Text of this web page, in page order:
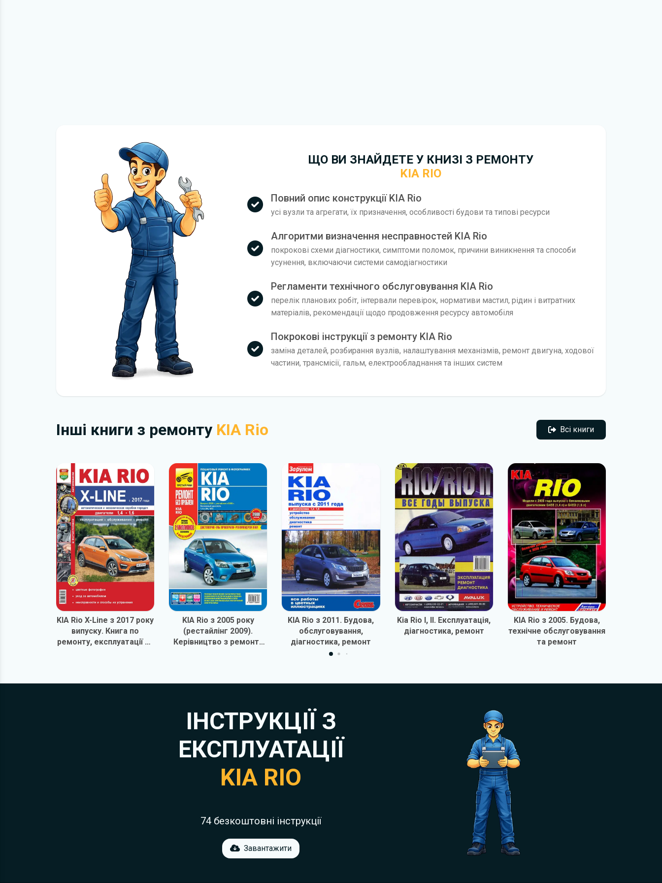
ЩО ВИ ЗНАЙДЕТЕ У КНИЗІ З РЕМОНТУ
KIA RIO
Повний опис конструкції KIA Rio
усі вузли та агрегати, їх призначення, особливості будови та типові ресурси
Алгоритми визначення несправностей KIA Rio
покрокові схеми діагностики, симптоми поломок, причини виникнення та способи
усунення, включаючи системи самодіагностики
Регламенти технічного обслуговування KIA Rio
перелік планових робіт, інтервали перевірок, нормативи мастил, рідин і витратних
матеріалів, рекомендації щодо продовження ресурсу автомобіля
Покрокові інструкції з ремонту KIA Rio
заміна деталей, розбирання вузлів, налаштування механізмів, ремонт двигуна, ходової
частини, трансмісії, гальм, електрообладнання та інших систем
Інші книги з ремонту KIA Rio Всі книги
Всі книги
KIA Rio X-Line з 2017 року
випуску. Книга по
ремонту, експлуатації та
KIA Rio з 2005 року
(рестайлінг 2009).
Керівництво з ремонту
KIA Rio з 2011. Будова,
обслуговування,
діагностика, ремонт
Kia Rio I, II. Експлуатація,
діагностика, ремонт
KIA Rio з 2005. Будова,
технічне обслуговування
та ремонт
ІНСТРУКЦІЇ З
ЕКСПЛУАТАЦІЇ
KIA RIO
74 безкоштовні інструкції
Завантажити